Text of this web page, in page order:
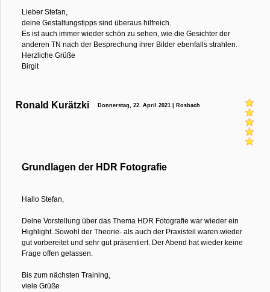
Lieber Stefan,
deine Gestaltungstipps sind überaus hilfreich.
Es ist auch immer wieder schön zu sehen, wie die Gesichter der
anderen TN nach der Besprechung ihrer Bilder ebenfalls strahlen.
Herzliche Grüße
Birgit
Ronald Kurätzki Donnerstag, 22. April 2021 | Rosbach
Grundlagen der HDR Fotografie
Hallo Stefan,
Deine Vorstellung über das Thema HDR Fotografie war wieder ein
Highlight. Sowohl der Theorie- als auch der Praxisteil waren wieder
gut vorbereitet und sehr gut präsentiert. Der Abend hat wieder keine
Frage offen gelassen.
Bis zum nächsten Training,
viele Grüße